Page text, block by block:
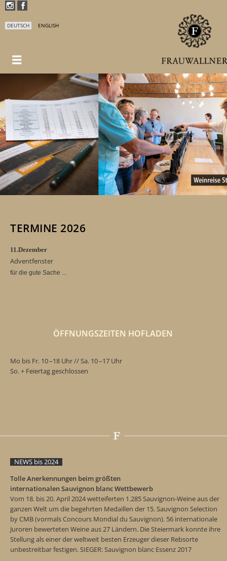
DEUTSCH ENGLISH
TERMINE 2026
11.Dezember
Adventfenster
für die gute Sache ...
ÖFFNUNGSZEITEN HOFLADEN
Mo bis Fr. 10 –18 Uhr // Sa. 10 –17 Uhr
So. + Feiertag geschlossen
NEWS bis 2024
Tolle Anerkennungen beim größten
internationalen Sauvignon blanc Wettbewerb
Vom 18. bis 20. April 2024 wetteiferten 1.285 Sauvignon-Weine aus der
ganzen Welt um die begehrten Medaillen der 15. Sauvignon Selection
by CMB (vormals Concours Mondial du Sauvignon). 56 internationale
Juroren bewerteten Weine aus 27 Ländern. Die Steiermark konnte ihre
Stellung als einer der weltweit besten Erzeuger dieser Rebsorte
unbestreitbar festigen. SIEGER: Sauvignon blanc Essenz 2017